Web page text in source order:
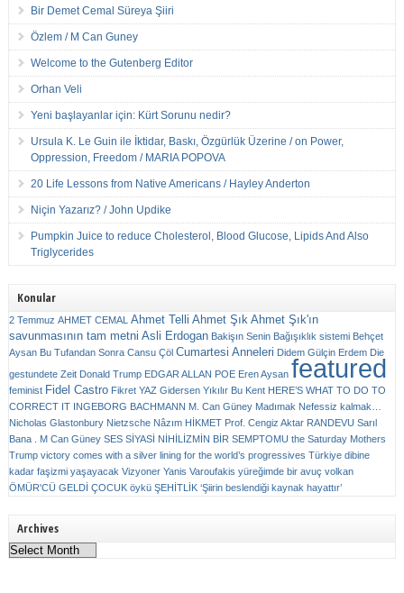
Bir Demet Cemal Süreya Şiiri
Özlem / M Can Guney
Welcome to the Gutenberg Editor
Orhan Veli
Yeni başlayanlar için: Kürt Sorunu nedir?
Ursula K. Le Guin ile İktidar, Baskı, Özgürlük Üzerine / on Power,
Oppression, Freedom / MARIA POPOVA
20 Life Lessons from Native Americans / Hayley Anderton
Niçin Yazarız? / John Updike
Pumpkin Juice to reduce Cholesterol, Blood Glucose, Lipids And Also
Triglycerides
Konular
2 Temmuz AHMET CEMAL Ahmet Telli Ahmet Şık Ahmet Şık'ın
savunmasının tam metni Asli Erdogan Bakişın Senin Bağışıklık sistemi Behçet
Aysan Bu Tufandan Sonra Cansu Çöl Cumartesi Anneleri Didem Gülçin Erdem Die
gestundete Zeit Donald Trump EDGAR ALLAN POE Eren Aysan featured
feminist Fidel Castro Fikret YAZ Gidersen Yıkılır Bu Kent HERE’S WHAT TO DO TO
CORRECT IT INGEBORG BACHMANN M. Can Güney Madımak Nefessiz kalmak…
Nicholas Glastonbury Nietzsche Nâzım HİKMET Prof. Cengiz Aktar RANDEVU Sarıl
Bana . M Can Güney SES SİYASİ NİHİLİZMİN BİR SEMPTOMU the Saturday Mothers
Trump victory comes with a silver lining for the world’s progressives Türkiye dibine
kadar faşizmi yaşayacak Vizyoner Yanis Varoufakis yüreğimde bir avuç volkan
ÖMÜR'CÜ GELDİ ÇOCUK öykü ŞEHİTLİK ‘Şiirin beslendiği kaynak hayattır’
Archives
Archives